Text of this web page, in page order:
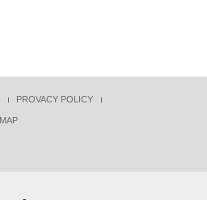
PROVACY POLICY